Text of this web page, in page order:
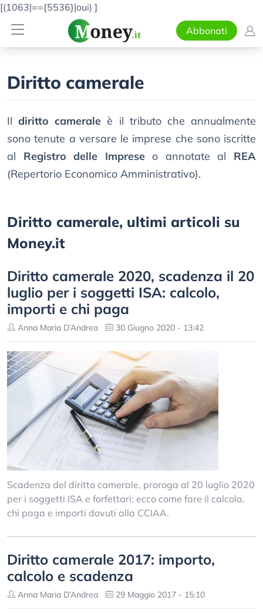
[(1063|=={5536}|oui) ]
Abbonati
Diritto camerale
Ildiritto camerale è il tributo che annualmente
sono tenute a versare le imprese che sono iscritte
al Registro delle Impreseo annotate al REA
(Repertorio Economico Amministrativo).
Diritto camerale, ultimi articoli su
Money.it
Diritto camerale 2020, scadenza il 20
luglio per i soggetti ISA: calcolo,
importi e chi paga
Anna Maria D’Andrea 30 Giugno 2020 - 13:42
Scadenza del diritto camerale, proroga al 20 luglio 2020
per i soggetti ISA e forfettari: ecco come fare il calcolo,
chi paga e importi dovuti alla CCIAA.
Diritto camerale 2017: importo,
calcolo e scadenza
Anna Maria D’Andrea 29 Maggio 2017 - 15:10